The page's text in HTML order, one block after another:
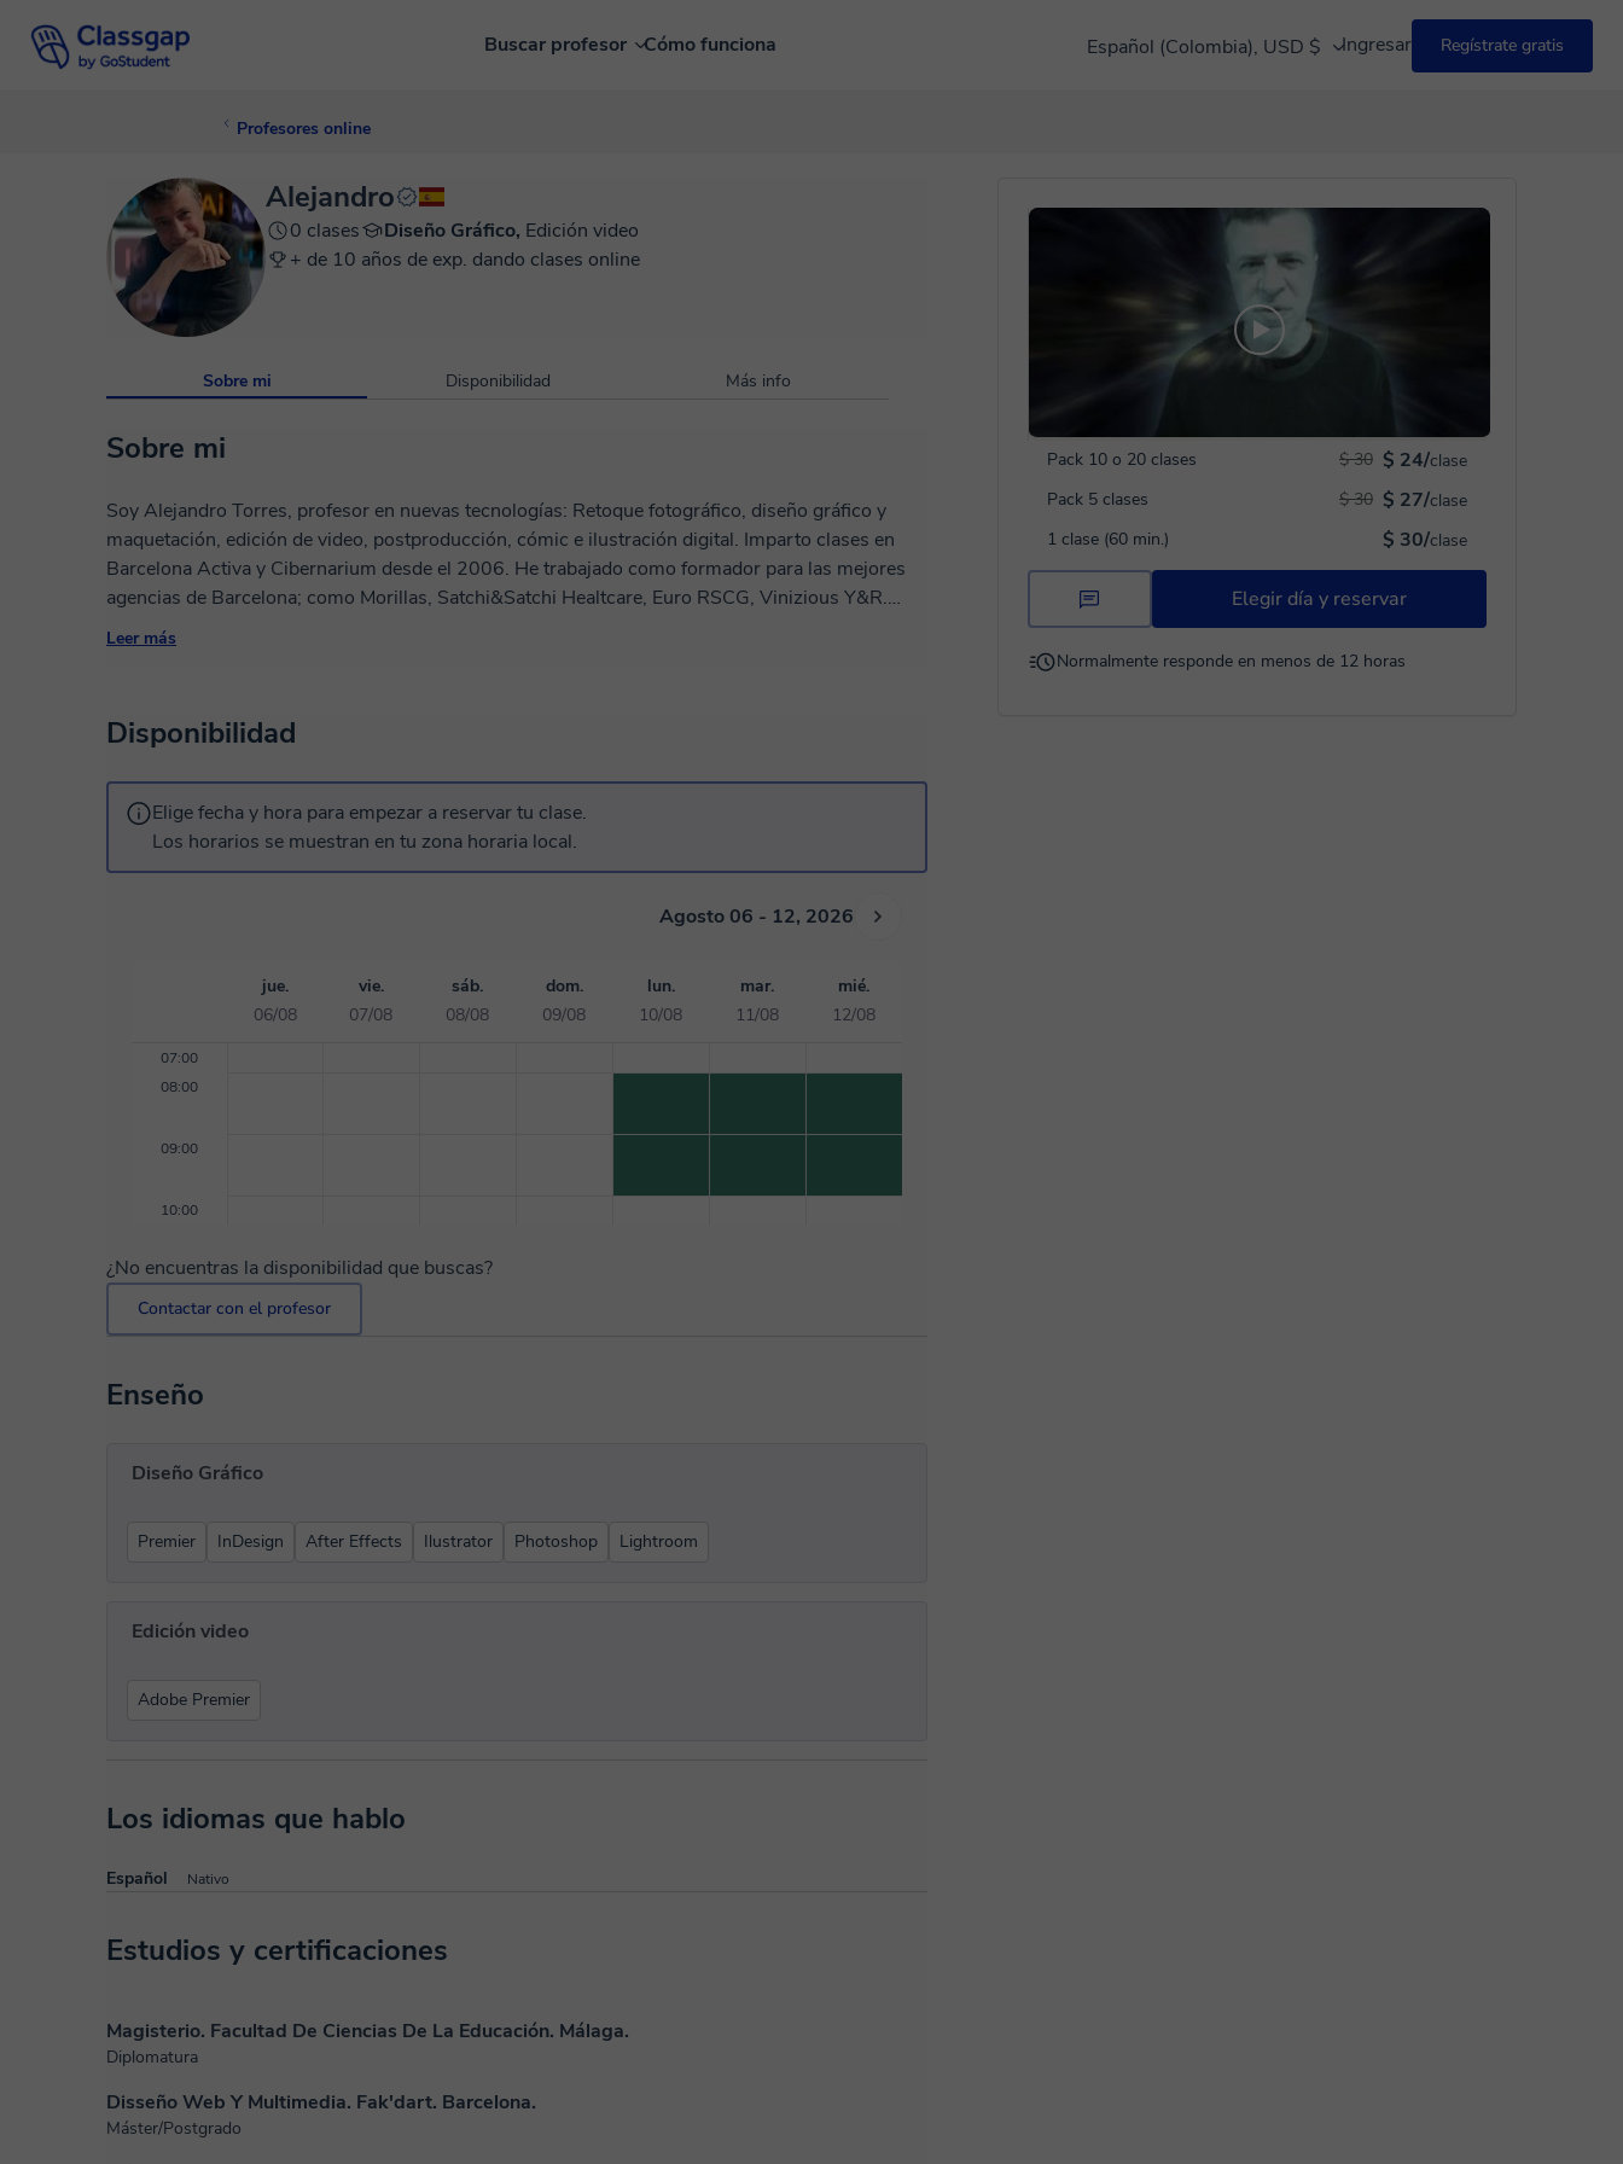
Buscar profesor Cómo funciona Español (Colombia), USD $ Ingresar Regístrate gratis
Profesores online
Pack 10 o 20 clases $ 24/clase
$ 30
Pack 5 clases
$ 27/clase
$ 30
1 clase (60 min.)
$ 30/clase
Elegir día y reservar
Normalmente responde en menos de 12 horas
Alejandro
0 clases Diseño Gráfico, Edición video
+ de 10 años de exp. dando clases online
Sobre mi Disponibilidad Más info
Sobre mi
Soy Alejandro Torres, profesor en nuevas tecnologías: Retoque fotográfico, diseño gráfico y
maquetación, edición de video, postproducción, cómic e ilustración digital. Imparto clases en
Barcelona Activa y Cibernarium desde el 2006. He trabajado como formador para las mejores
agencias de Barcelona; como Morillas, Satchi&Satchi Healtcare, Euro RSCG, Vinizious Y&R.
Además, compagino la enseñanza con la producción de cómics, tanto en España como en el
configuro las sesiones adaptándome a las necesidades del alumnado. Soy didáctico y claro en
una entrevista gratuita, nos conocemos y estudio las necesidades. Estructuro horas y prácticas.
Llegamos a un acuerdo... ...y empezamos a trabajar. "El aprendizaje es un camino de ida y vuelta,
Leer más
Disponibilidad
Elige fecha y hora para empezar a reservar tu clase.
Los horarios se muestran en tu zona horaria local.
Agosto 06 - 12, 2026
jue.
06/08
vie.
07/08
sáb.
08/08
dom.
09/08
lun.
10/08
mar.
11/08
mié.
12/08
07:00
08:00
09:00
10:00
¿No encuentras la disponibilidad que buscas?
Contactar con el profesor
Enseño
Diseño Gráfico
Premier InDesign After Effects Ilustrator Photoshop Lightroom
Edición video
Adobe Premier
Los idiomas que hablo
Español Nativo
Estudios y certificaciones
Magisterio. Facultad De Ciencias De La Educación. Málaga.
Diplomatura
Disseño Web Y Multimedia. Fak'dart. Barcelona.
Máster/Postgrado